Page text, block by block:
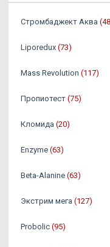
Стромбаджект Аква
Liporedux (73)
Mass Revolution (117)
Пропиотест (75)
Кломида (20)
Enzyme (63)
Beta-Alanine (63)
Экстрим мега (127)
Probolic (95)